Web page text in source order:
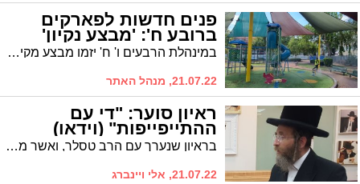
פנים חדשות לפארקים
ברובע ח': 'מבצע נקיון'
במינהלת הרבעים ו' ח' יזמו מבצע מקיף במסגרתו נשטפו ונוקו ה'טמונים' וכן שופצו ונופקו הפארקים. צפו, ושמרו להנאתכם!
21.07.22, מנהל האתר
ראיון סוער: "די עם
ההתייפייפות" (וידאו)
בראיון שנערך עם הרב טסלר, ואשר מתפרסם היום בעיתון 'משפחה', הוא חושף כי הוא שוקד על "תוכנית חומש, שתעסוק בנושאי הדיור, התח"צ, החינוך והתעסוקה". ולדבריו, הפעם לא יהיו ויתורים. "נדרוש מעשים. לא נסתפק בתירוצים. למדנו משהו בכנסת האחרונה, שהיתה מבחינתנו בית ספר טוב לחיים"
21.07.22, אלי ויינברג